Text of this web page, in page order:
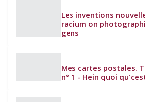
Les inventions
radium on
gens
Mes cartes postales.
n° 1 - Hein quoi